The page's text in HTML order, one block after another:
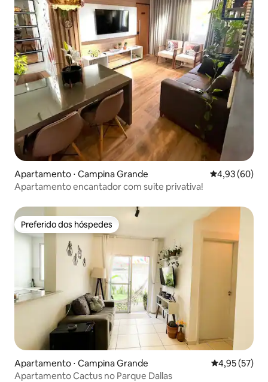
Apartamento ⋅ Campina Grande 4,93 de uma
4,93 (60)
Apartamento encantador com suite privativa!
Preferido dos hóspedes
Preferido dos hóspedes
Apartamento ⋅ Campina Grande 4,95 de uma
4,95 (57)
Apartamento Cactus no Parque Dallas